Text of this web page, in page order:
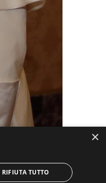
×
RIFIUTA TUTTO